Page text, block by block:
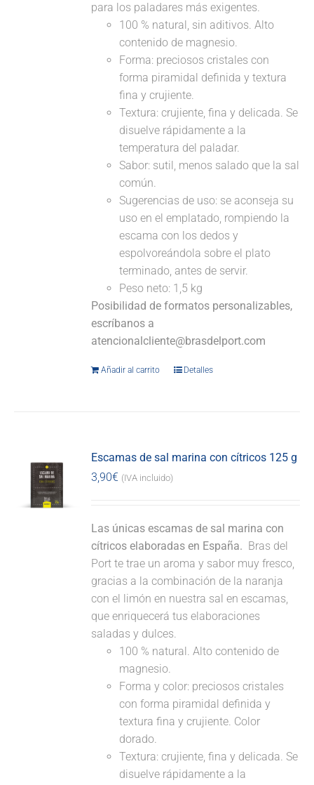
para los paladares más exigentes.
100 % natural, sin aditivos. Alto
contenido de magnesio.
Forma: preciosos cristales con
forma piramidal definida y textura
fina y crujiente.
Textura: crujiente, fina y delicada. Se
disuelve rápidamente a la
temperatura del paladar.
Sabor: sutil, menos salado que la sal
común.
Sugerencias de uso: se aconseja su
uso en el emplatado, rompiendo la
escama con los dedos y
espolvoreándola sobre el plato
terminado, antes de servir.
Peso neto: 1,5 kg
Posibilidad de formatos personalizables,
escríbanos a
atencionalcliente@brasdelport.com
Añadir al carrito Detalles
Escamas de sal marina con cítricos 125 g
3,90€ (IVA incluido)
Las únicas escamas de sal marina con
cítricos elaboradas en España. Bras del
Port te trae un aroma y sabor muy fresco,
gracias a la combinación de la naranja
con el limón en nuestra sal en escamas,
que enriquecerá tus elaboraciones
saladas y dulces.
100 % natural. Alto contenido de
magnesio.
Forma y color: preciosos cristales
con forma piramidal definida y
textura fina y crujiente. Color
dorado.
Textura: crujiente, fina y delicada. Se
disuelve rápidamente a la